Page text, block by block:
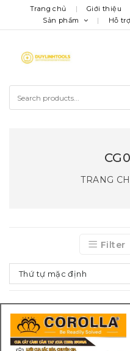
Trang chủ Giới thiệu
Sản phẩm
Hỗ
TRANG
Filter
Thứ tự mặc định